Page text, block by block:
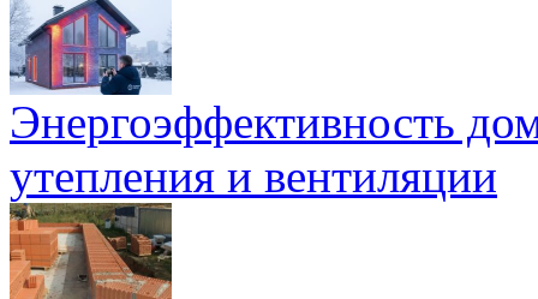
Энергоэффективность
утепления и вентиляции